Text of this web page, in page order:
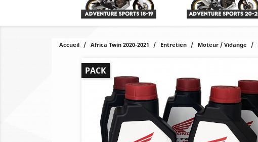
Accueil Africa Twin 2020-2021 Entretien Moteur / Vidange
PACK